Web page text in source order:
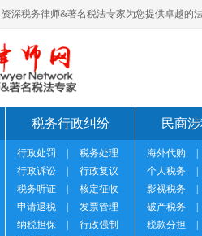
深税务律师&著名税法专家为您提供卓越的
税务行政纠纷
行政处罚
税务处理
行政诉讼
行政复议
税务听证
核定征收
申请退税
发票管理
纳税担保
行政强制
民商
海外代购
个人税务
影视税务
破产税务
税款分担